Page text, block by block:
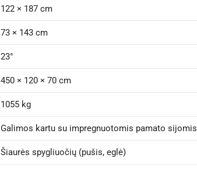
122 × 187 cm
73 × 143 cm
23°
450 × 120 × 70 cm
1055 kg
Galimos kartu su impregnuotomis pamato sijomis
Šiaurės spygliuočių (pušis, eglė)